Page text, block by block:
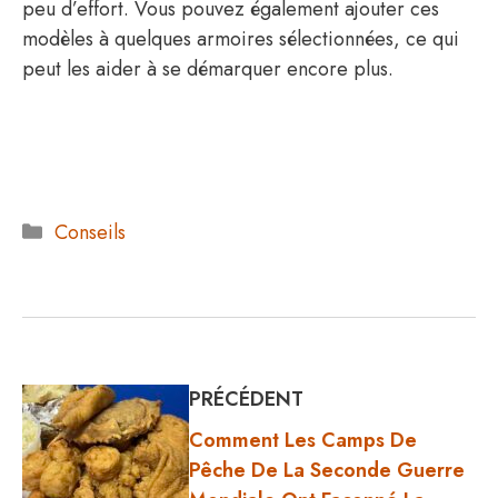
peu d’effort. Vous pouvez également ajouter ces
modèles à quelques armoires sélectionnées, ce qui
peut les aider à se démarquer encore plus.
Catégories
Conseils
PRÉCÉDENT
Comment Les Camps De
Pêche De La Seconde Guerre